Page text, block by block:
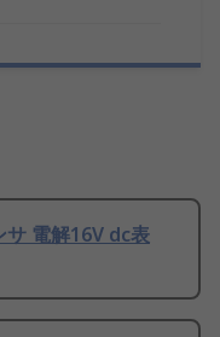
サ 電解16V dc表